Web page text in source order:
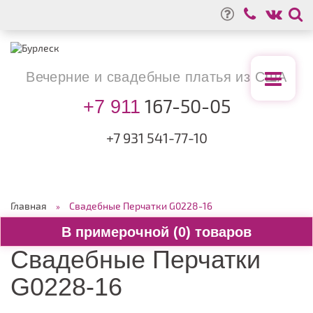
0
Вечерние и свадебные платья из США
+7 911 167-50-05
+7 931 541-77-10
Главная Свадебные Перчатки G0228-16
Свадебные Перчатки
G0228-16